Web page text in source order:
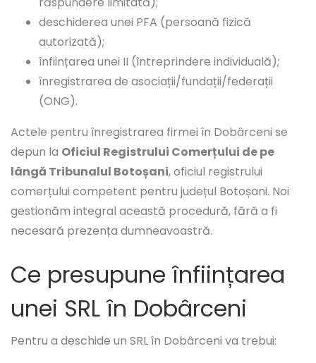
deschiderea unei PFA (persoană fizică
autorizată);
înființarea unei II (întreprindere individuală);
înregistrarea de asociații/fundații/federații
(ONG).
Actele pentru înregistrarea firmei în Dobârceni se
depun la Oficiul Registrului Comerțului de pe
lângă Tribunalul Botoșani, oficiul registrului
comerțului competent pentru județul Botoșani. Noi
gestionăm integral această procedură, fără a fi
necesară prezența dumneavoastră.
Ce presupune înființarea
unei SRL în Dobârceni
Pentru a deschide un SRL în Dobârceni va trebui: